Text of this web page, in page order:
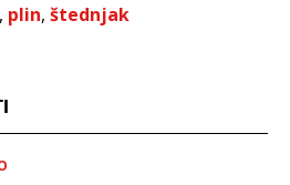
, plin, štednjak